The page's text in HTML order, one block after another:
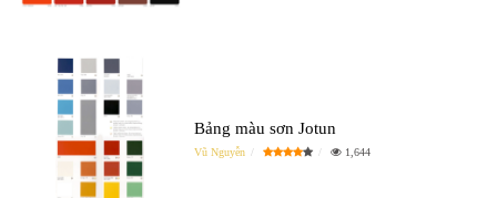
Bảng màu sơn Jotun
Vũ Nguyễn 1,644